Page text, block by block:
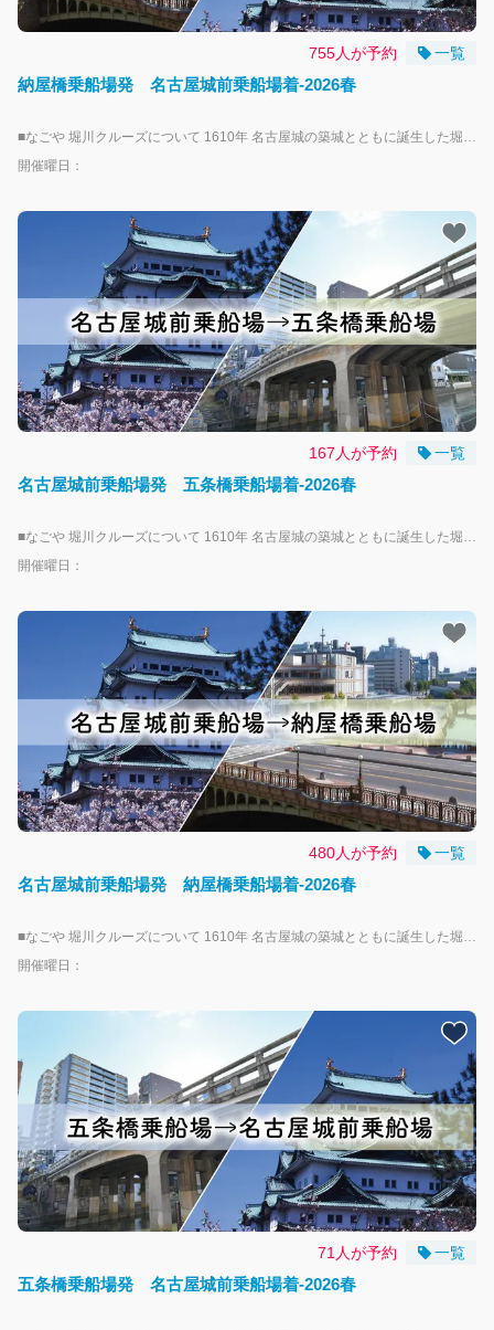
755人が予約 一覧
納屋橋乗船場発 名古屋城前乗船場着-2026春
■なごや 堀川クルーズについて 1610年 名古屋城の築城とともに誕生した堀川で、「なごや堀川クルーズ」に乗船して水上散歩が楽しめます。 乗船場は、名古屋城正門から徒歩３分「名古屋城前乗船場」と伏見駅徒歩７分「納屋橋乗船場」、2024年秋より就航となった円頓寺商店街や四間道すぐの「五条橋乗船場」の３点を運航します。 運航は、期間中の毎週土曜・日曜・祝日を中心に一部平日を運航します。 乗船場近隣で使えるお得な特典や特別企画などがありますので、名古屋・堀川周辺の観光やグルメ、歴史探訪をぜひお楽しみください！ 詳しくは「なごや堀川クルーズ」専用ウェブサイトをご覧ください https://www.nagoya-horikawa-cruise.jp/ ーーーーーーお子様とご乗船の方へーーーーーー ・未就学児のお子様は、大人１名につき、１人まで無料となります。 ※２人目以降は小人のチケットが必要になります。 ーーーーーーーーー注意事項ーーーーーーーーー ・本プランは周遊プランではなく、片道となりますので予めご了承ください。 ・乗船予約は運航日当日のAM6:00締め切りとなります。それ以降のご乗船につきましては直接お越しくださいませ。 ・天候状況並びに河川の状況次第で運航を中止する場合がございます、予めご了承ください。 ・船内にお手洗いはございません、ご乗船前に予めお済ませいただきますよう、ご協力お願いいたします。 ・ご乗船いただく際にライフジャケットのご着用をお願いしております。 ・当船はバリアフリー適応除外船となりますので予めご了承ください。 ・使用している船舶および船着場に階段や段差がございます。 職員が可能な限りお手伝いしますが、乗船時に安全の確保が難しい場合、ご乗船できないことがございます。
開催曜日：
167人が予約 一覧
名古屋城前乗船場発 五条橋乗船場着-2026春
■なごや 堀川クルーズについて 1610年 名古屋城の築城とともに誕生した堀川で、「なごや堀川クルーズ」に乗船して水上散歩が楽しめます。 乗船場は、名古屋城正門から徒歩３分「名古屋城前乗船場」と伏見駅徒歩７分「納屋橋乗船場」、2024年秋より就航となった円頓寺商店街や四間道すぐの「五条橋乗船場」の３点を運航します。 運航は、期間中の毎週土曜・日曜・祝日を中心に一部平日を運航します。 乗船場近隣で使えるお得な特典や特別企画などがありますので、名古屋・堀川周辺の観光やグルメ、歴史探訪をぜひお楽しみください！ 詳しくは「なごや堀川クルーズ」専用ウェブサイトをご覧ください https://www.nagoya-horikawa-cruise.jp/ ーーーーーーお子様とご乗船の方へーーーーーー ・未就学児のお子様は、大人１名につき、１人まで無料となります。 ※２人目以降は小人のチケットが必要になります。 ーーーーーーーーー注意事項ーーーーーーーーー ・本プランは周遊プランではなく、片道となりますので予めご了承ください。 ・乗船予約は運航日当日のAM6:00締め切りとなります。それ以降のご乗船につきましては直接お越しくださいませ。 ・天候状況並びに河川の状況次第で運航を中止する場合がございます、予めご了承ください。 ・船内にお手洗いはございません、ご乗船前に予めお済ませいただきますよう、ご協力お願いいたします。 ・ご乗船いただく際にライフジャケットのご着用をお願いしております。 ・当船はバリアフリー適応除外船となりますので予めご了承ください。 ・使用している船舶および船着場に階段や段差がございます。 職員が可能な限りお手伝いしますが、乗船時に安全の確保が難しい場合、ご乗船できないことがございます。
開催曜日：
480人が予約 一覧
名古屋城前乗船場発 納屋橋乗船場着-2026春
■なごや 堀川クルーズについて 1610年 名古屋城の築城とともに誕生した堀川で、「なごや堀川クルーズ」に乗船して水上散歩が楽しめます。 乗船場は、名古屋城正門から徒歩３分「名古屋城前乗船場」と伏見駅徒歩７分「納屋橋乗船場」、2024年秋より就航となった円頓寺商店街や四間道すぐの「五条橋乗船場」の３点を運航します。 運航は、期間中の毎週土曜・日曜・祝日を中心に一部平日を運航します。 乗船場近隣で使えるお得な特典や特別企画などがありますので、名古屋・堀川周辺の観光やグルメ、歴史探訪をぜひお楽しみください！ 詳しくは「なごや堀川クルーズ」専用ウェブサイトをご覧ください https://www.nagoya-horikawa-cruise.jp/ ーーーーーーお子様とご乗船の方へーーーーーー ・未就学児のお子様は、大人１名につき、１人まで無料となります。 ※２人目以降は小人のチケットが必要になります。 ーーーーーーーーー注意事項ーーーーーーーーー ・本プランは周遊プランではなく、片道となりますので予めご了承ください。 ・乗船予約は運航日当日のAM6:00締め切りとなります。それ以降のご乗船につきましては直接お越しくださいませ。 ・天候状況並びに河川の状況次第で運航を中止する場合がございます、予めご了承ください。 ・船内にお手洗いはございません、ご乗船前に予めお済ませいただきますよう、ご協力お願いいたします。 ・ご乗船いただく際にライフジャケットのご着用をお願いしております。 ・当船はバリアフリー適応除外船となりますので予めご了承ください。 ・使用している船舶および船着場に階段や段差がございます。 職員が可能な限りお手伝いしますが、乗船時に安全の確保が難しい場合、ご乗船できないことがございます。
開催曜日：
71人が予約 一覧
五条橋乗船場発 名古屋城前乗船場着-2026春